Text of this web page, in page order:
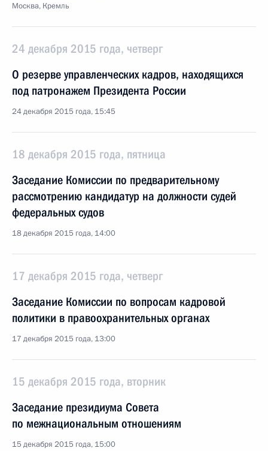
Москва, Кремль
24 декабря 2015 года, четверг
О резерве управленческих кадров, находящихся
под патронажем Президента России
24 декабря 2015 года, 15:45
18 декабря 2015 года, пятница
Заседание Комиссии по предварительному
рассмотрению кандидатур на должности судей
федеральных судов
18 декабря 2015 года, 14:00
17 декабря 2015 года, четверг
Заседание Комиссии по вопросам кадровой
политики в правоохранительных органах
17 декабря 2015 года, 13:00
15 декабря 2015 года, вторник
Заседание президиума Совета
по межнациональным отношениям
15 декабря 2015 года, 15:00